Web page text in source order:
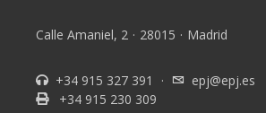
Calle Amaniel, 2 · 28015 · Madrid
+34 915 327 391 ·
epj@epj.es
+34 915 230 309